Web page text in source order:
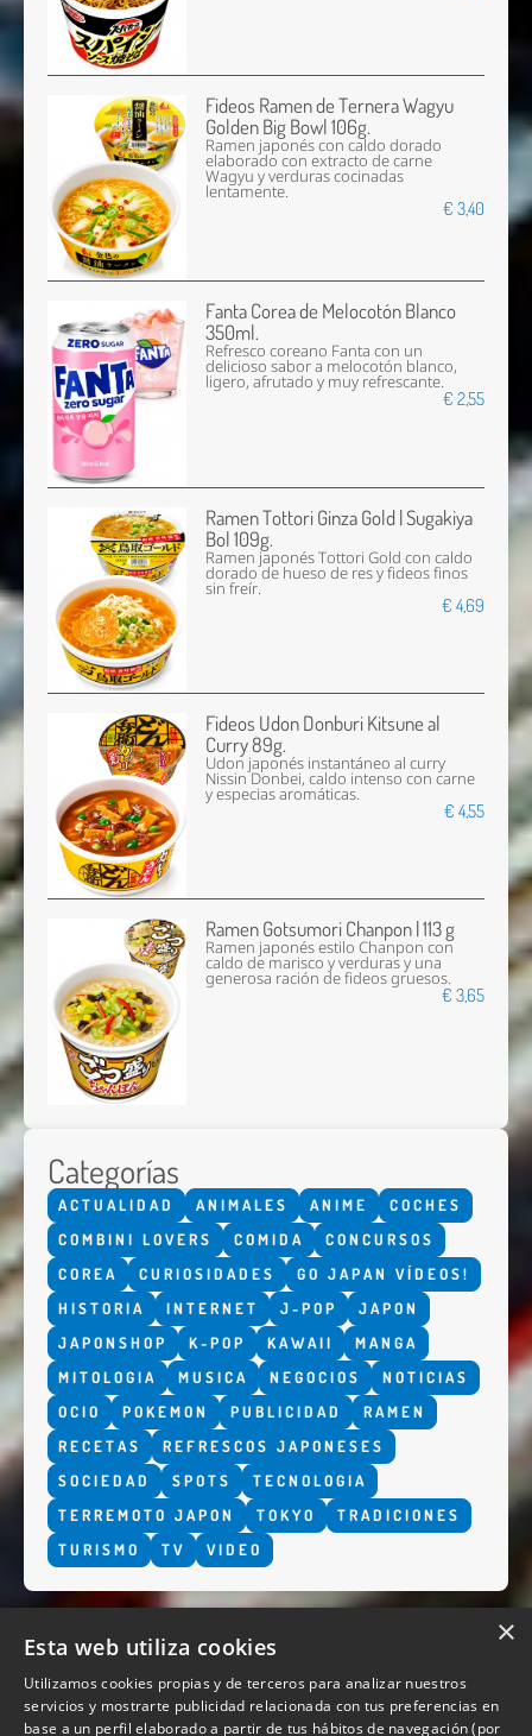
Fideos Ramen de Ternera Wagyu
Golden Big Bowl 106g.
Ramen japonés con caldo dorado
elaborado con extracto de carne
Wagyu y verduras cocinadas
lentamente.
€ 3,40
Fanta Corea de Melocotón Blanco
350ml.
Refresco coreano Fanta con un
delicioso sabor a melocotón blanco,
ligero, afrutado y muy refrescante.
€ 2,55
Ramen Tottori Ginza Gold | Sugakiya
Bol 109g.
Ramen japonés Tottori Gold con caldo
dorado de hueso de res y fideos finos
sin freír.
€ 4,69
Fideos Udon Donburi Kitsune al
Curry 89g.
Udon japonés instantáneo al curry
Nissin Donbei, caldo intenso con carne
y especias aromáticas.
€ 4,55
Ramen Gotsumori Chanpon | 113 g
Ramen japonés estilo Chanpon con
caldo de marisco y verduras y una
generosa ración de fideos gruesos.
€ 3,65
Categorías
ACTUALIDAD ANIMALES ANIME
COCHES
COMBINI LOVERS
COMIDA
CONCURSOS
COREA
CURIOSIDADES
GO JAPAN VÍDEOS!
HISTORIA
INTERNET J-POP
JAPON
JAPONSHOP
K-POP KAWAII
MANGA
MITOLOGIA
MUSICA NEGOCIOS
NOTICIAS
OCIO
POKEMON PUBLICIDAD
RAMEN
RECETAS
REFRESCOS JAPONESES
SOCIEDAD
SPOTS
TECNOLOGIA
TERREMOTO JAPON
TOKYO
TRADICIONES
TURISMO
TV VIDEO
×
Esta web utiliza cookies
Utilizamos cookies propias y de terceros para analizar nuestros
servicios y mostrarte publicidad relacionada con tus preferencias en
base a un perfil elaborado a partir de tus hábitos de navegación (por